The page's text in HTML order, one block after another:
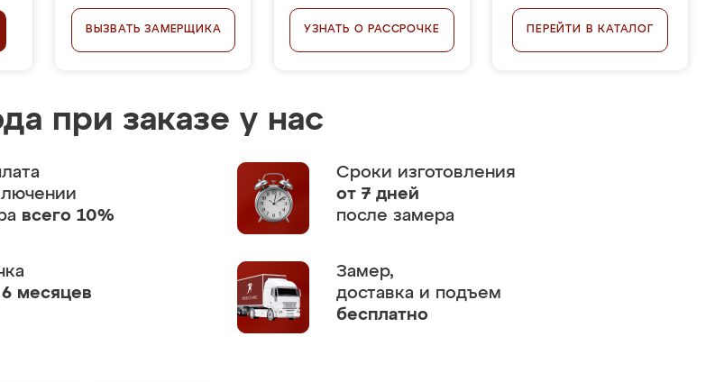
ВЫЗВАТЬ ЗАМЕРЩИКА УЗНАТЬ О РАССРОЧКЕ ПЕРЕЙТИ В КАТАЛОГ
при заказе у нас
всего 10%
Сроки изготовления
от 7 дней
после замера
месяцев
Замер,
доставка и подъем
бесплатно